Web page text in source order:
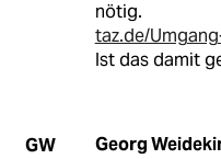
nötig.
taz.de/
Ist das damit
GW Georg